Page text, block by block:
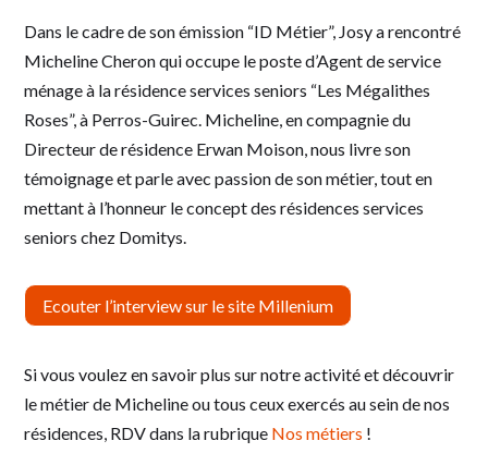
Dans le cadre de son émission “ID Métier”, Josy a rencontré
Micheline Cheron qui occupe le poste d’Agent de service
ménage à la résidence services seniors “Les Mégalithes
Roses”, à Perros-Guirec. Micheline, en compagnie du
Directeur de résidence Erwan Moison, nous livre son
témoignage et parle avec passion de son métier, tout en
mettant à l’honneur le concept des résidences services
seniors chez Domitys.
Ecouter l’interview sur le site Millenium
Si vous voulez en savoir plus sur notre activité et découvrir
le métier de Micheline ou tous ceux exercés au sein de nos
résidences, RDV dans la rubrique Nos métiers !